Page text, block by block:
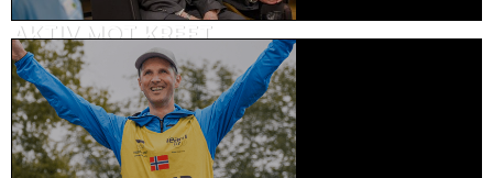
AKTIV MOT KREFT
Brandvideo, helse